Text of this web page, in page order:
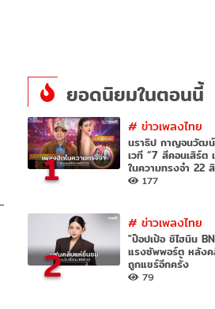
ยอดนิยมในตอนนี้
1
# ข่าวเพลงไทย
นราธิป กาญจนวัฒ
เวที “7 สีคอนเสิร์ต
ในความทรงจำ 22
177
2
# ข่าวเพลงไทย
"ป๊อปเป้อ ชิไฮนิน
แรงซัพพอร์ต หลัง
ถูกแชร์อีกครั้ง
79